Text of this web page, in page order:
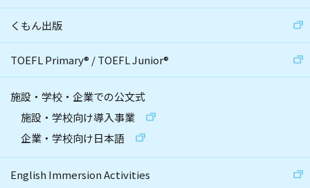
くもん出版
TOEFL Primary® /TOEFL Junior®
施設・学校・企業での公文式
施設・学校向け導入事業
企業・学校向け日本語
English Immersion Activities